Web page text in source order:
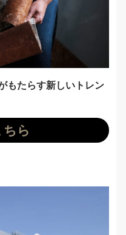
もたらす新しいトレン
ら